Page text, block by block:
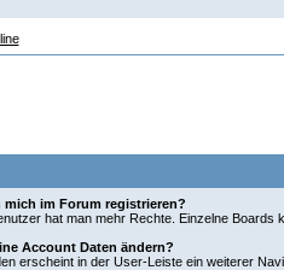
mich im Forum registrieren?
hat man mehr Rechte. Einzelne
Account Daten ändern?
erscheint in der User-Leiste ein weiterer